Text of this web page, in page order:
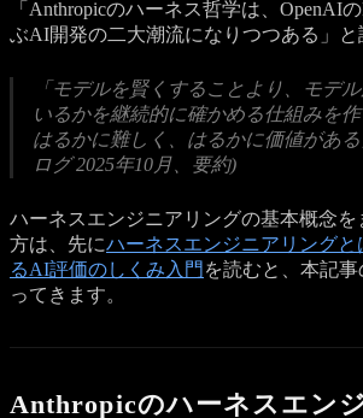
「Anthropicのハーネス哲学は、OpenAI
ぶAI開発の二大潮流になりつつある」と
「モデルを賢くすることより、モデ
いるかを継続的に確かめる仕組みを作
はるかに難しく、はるかに価値があ
ログ 2025年10月、要約)
ハーネスエンジニアリングの基本概念
方は、先にハーネスエンジニアリング
るAI評価のしくみ入門 を読むと、本記
ってきます。
Anthropicのハーネスエン